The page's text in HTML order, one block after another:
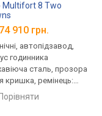
Multifort 8 Two
910 грн.
автопідзавод,
годинника
сталь, прозора
кришка, ремінець:
сталь, Швейцарія
порівняти